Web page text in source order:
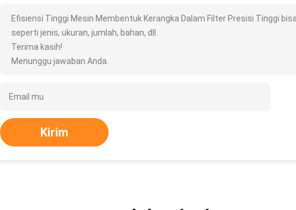
Efisiensi Tinggi Mesin Membentuk Kerangka Dalam Filter Presisi Tinggi
seperti jenis, ukuran, jumlah, bahan, dll.
Terima kasih!
Menunggu jawaban Anda.
Kirim